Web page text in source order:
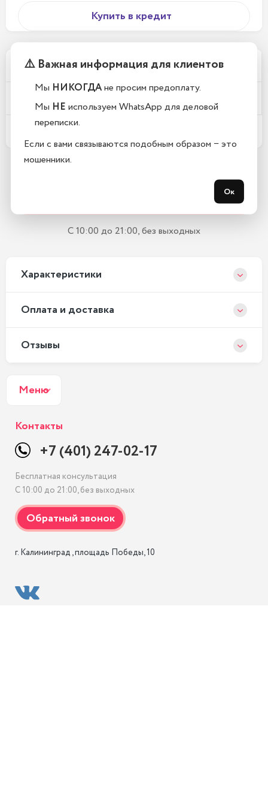
Купить в кредит
Почему у вас такие низкие цены?
Какой срок гарантии?
С 10:00 до 21:00, без выходных
Xарактеристики
Оплата и доставка
Отзывы
Меню
Контакты
+7 (401) 247-02-17
Бесплатная консультация
С 10:00 до 21:00, без выходных
г. Калининград , площадь Победы, 10
⚠️ Важная информация для клиентов
Мы НИКОГДАне просим предоплату.
Мы НЕ используем WhatsApp для деловой
переписки.
Если с вами связываются подобным образом − это
мошенники.
Ок